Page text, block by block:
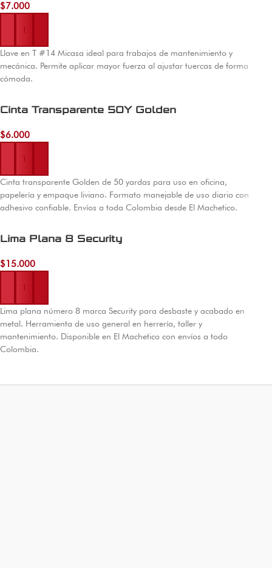
$7.000
Añadir al carrito
Llave en T #14 Micasa ideal para trabajos de mantenimiento y
mecánica. Permite aplicar mayor fuerza al ajustar tuercas de forma
cómoda.
Cinta Transparente 50Y Golden
$6.000
Añadir al carrito
Cinta transparente Golden de 50 yardas para uso en oficina,
papelería y empaque liviano. Formato manejable de uso diario con
adhesivo confiable. Envíos a toda Colombia desde El Machetico.
Lima Plana 8 Security
$15.000
Añadir al carrito
Lima plana número 8 marca Security para desbaste y acabado en
metal. Herramienta de uso general en herrería, taller y
mantenimiento. Disponible en El Machetico con envíos a todo
Colombia.